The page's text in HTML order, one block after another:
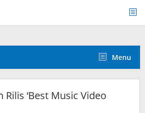
Menu
Rilis ‘Best Music Video